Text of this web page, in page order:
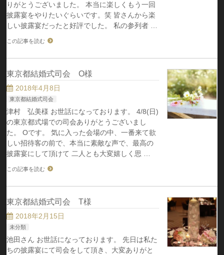
りがとうございました。 本当に楽しくもう一回
披露宴をやりたいぐらいです。笑 皆さんから楽
しい披露宴だったと好評でした。 私の参列者 …
この記事を読む
東京都結婚式司会 O様
2018年4月8日
東京都結婚式司会
津村 弘美様 お世話になっております。 4/8(日)
の東京都式場での司会ありがとうございまし
た。 Oです。 気に入った会場の中、一番来て欲
しい招待客の前で、本当に素敵な声で、最高の
披露宴にして頂けて 二人とも大変嬉しく思 …
この記事を読む
東京都結婚式司会 T様
2018年2月15日
未分類
池田さん お世話になっております。 先日は私た
ちの披露宴にて司会をして頂き、大変ありがと